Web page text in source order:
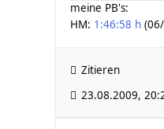
meine PB's:
HM: 1:46:58 h
Zitieren
23.08.2009,